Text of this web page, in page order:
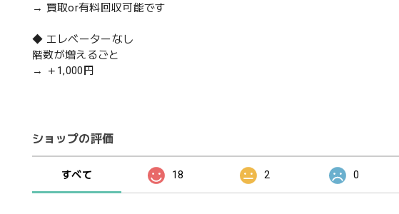
→ 買取or有料回収可能です
◆ エレベーターなし
階数が増えるごと
→ ＋1,000円
ショップの評価
すべて 18 2 0